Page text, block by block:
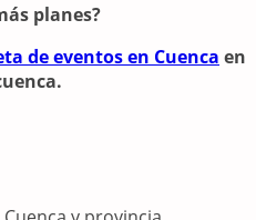
planes?
de eventos en Cuenca en